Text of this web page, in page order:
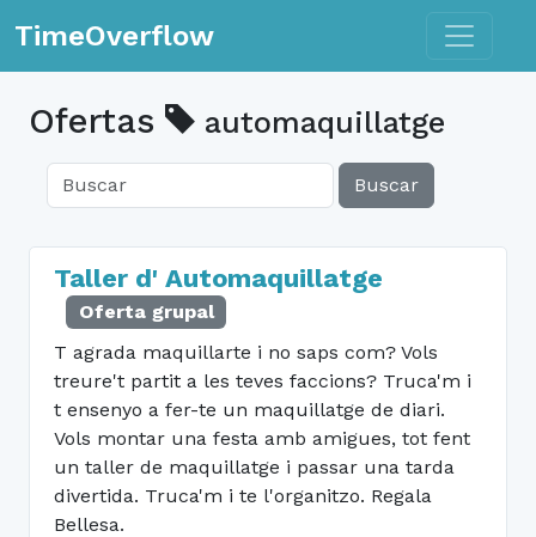
TimeOverflow Toggle
Ofertas automaquillatge
Buscar
Taller d' Automaquillatge
Oferta grupal
T agrada maquillarte i no saps com? Vols
treure't partit a les teves faccions? Truca'm i
t ensenyo a fer-te un maquillatge de diari.
Vols montar una festa amb amigues, tot fent
un taller de maquillatge i passar una tarda
divertida. Truca'm i te l'organitzo. Regala
Bellesa.